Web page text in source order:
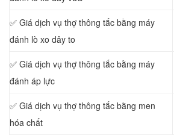
✅ Giá dịch vụ thợ thông tắc bằng máy
đánh lò xo dây to
✅ Giá dịch vụ thợ thông tắc bằng máy
đánh áp lực
✅ Giá dịch vụ thợ thông tắc bằng men
hóa chất